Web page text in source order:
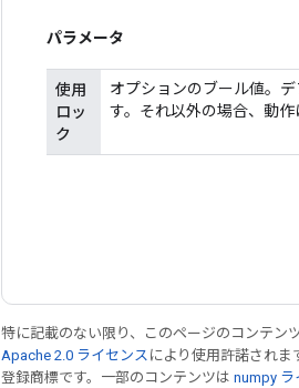
パラメータ
使用
ロッ
ク
オプションのブール値。
す。それ以外の場合、動
特に記載のない限り、このページのコンテン
Apache 2.0 ライセンス により使用許諾されま
登録商標です。一部のコンテンツは numpy ラ